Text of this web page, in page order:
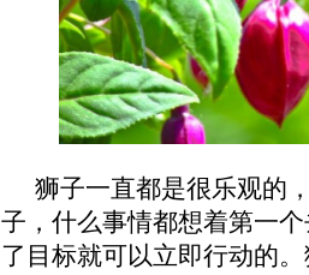
狮子一直都是很乐观的
子，什么事情都想着第一
了目标就可以立即行动的